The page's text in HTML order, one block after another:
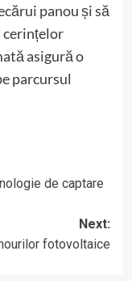
panou și să
cerințelor
asigură o
parcursul
de captare
Next:
fotovoltaice